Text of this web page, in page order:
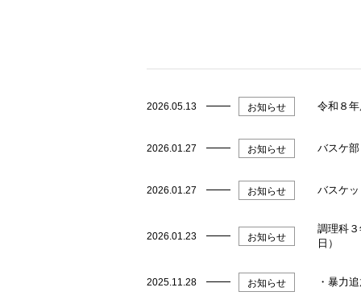
2026.05.13 お知らせ 令和８
2026.01.27 お知らせ バスケ
2026.01.27 お知らせ バスケ
2026.01.23 お知らせ
調理科
日）
2025.11.28 お知らせ ・暴力